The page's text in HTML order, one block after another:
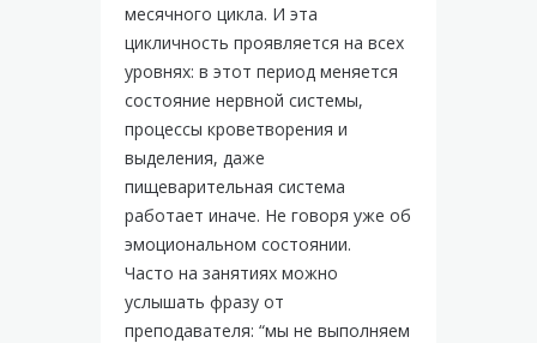
месячного цикла. И эта
цикличность проявляется на всех
уровнях: в этот период меняется
состояние нервной системы,
процессы кроветворения и
выделения, даже
пищеварительная система
работает иначе. Не говоря уже об
эмоциональном состоянии.
Часто на занятиях можно
услышать фразу от
преподавателя: “мы не выполняем